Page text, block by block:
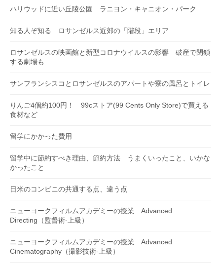
ハリウッドに近い丘陵公園 ラニヨン・キャニオン・パーク
知る人ぞ知る ロサンゼルス近郊の「階段」エリア
ロサンゼルスの映画館と新型コロナウイルスの影響 破産で閉鎖
する劇場も
サンフランシスコとロサンゼルスのアパートや寮の風呂とトイレ
りんご4個約100円！ 99cストア(99 Cents Only Store)で買える
食材など
留学にかかった費用
留学中に節約すべき理由、節約方法 うまくいったこと、いかな
かったこと
日米のコンビニの共通する点、違う点
ニューヨークフィルムアカデミーの授業 Advanced
Directing（監督術-上級）
ニューヨークフィルムアカデミーの授業 Advanced
Cinematography（撮影技術-上級）